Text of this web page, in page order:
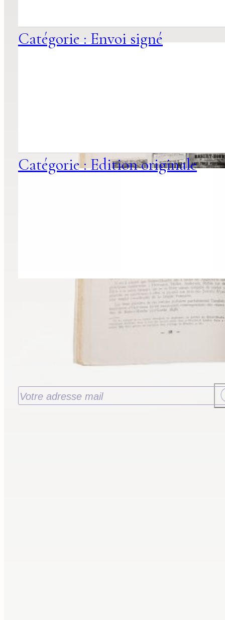
Catégorie : Envoi signé
Catégorie : Edition originale
Recevoir nos nouveautés